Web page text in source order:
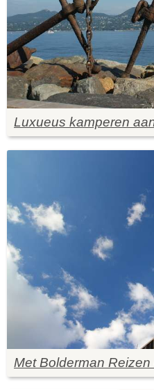
Luxueus kamperen
Met Bolderman Reizen